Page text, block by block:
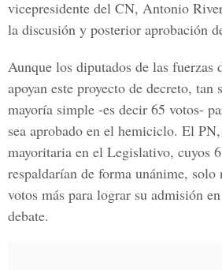
vicepresidente del CN, Antonio
la discusión y posterior aprobación
Aunque los diputados de las fuerzas
apoyan este proyecto de decreto, tan
mayoría simple -es decir 65 votos-
sea aprobado en el hemiciclo. El
mayoritaria en el Legislativo, cuyos
respaldarían de forma unánime, solo
votos más para lograr su admisión
debate.